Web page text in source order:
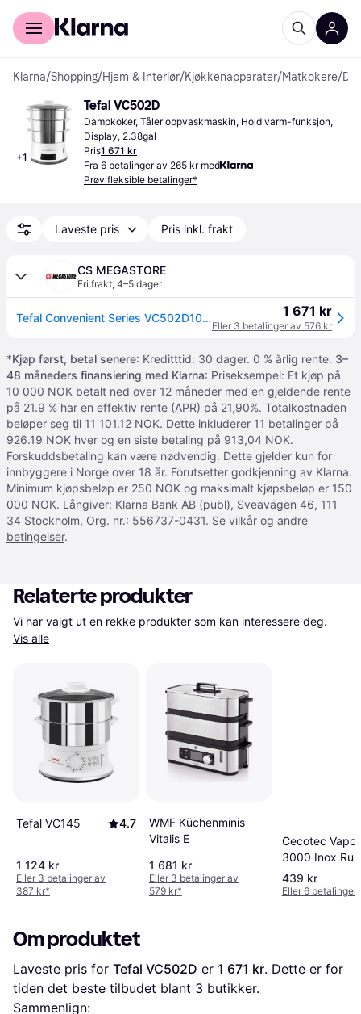
For kunder
Klarna/Shopping/Hjem & Interiør/Kjøkkenapparater/Matkokere/
+1
Tefal VC502D
Dampkoker, Tåler oppvaskmaskin, Hold varm-funksjon,
Display, 2.38gal
Pris1 671 kr
Fra 6 betalinger av 265 kr med
Prøv fleksible betalinger*
Laveste pris Pris inkl. frakt
CS MEGASTORE
Fri frakt, 4–5 dager
Tefal Convenient Series VC502D10 Deluxe - Dampkoker - 900 W - rustfritt stål 1 671 kr
Eller 3 betalinger av 576 kr
*Kjøp først, betal senere: Kreditttid: 30 dager. 0 % årlig rente. 3–
48 måneders finansiering med Klarna: Priseksempel: Et kjøp på
10 000 NOK betalt ned over 12 måneder med en gjeldende rente
på 21.9 % har en effektiv rente (APR) på 21,90%. Totalkostnaden
beløper seg til 11 101.12 NOK. Dette inkluderer 11 betalinger på
926.19 NOK hver og en siste betaling på 913,04 NOK.
Forskuddsbetaling kan være nødvendig. Dette gjelder kun for
innbyggere i Norge over 18 år. Forutsetter godkjenning av Klarna.
Minimum kjøpsbeløp er 250 NOK og maksimalt kjøpsbeløp er 150
000 NOK. Långiver: Klarna Bank AB (publ), Sveavägen 46, 111
34 Stockholm, Org. nr.: 556737-0431. Se vilkår og andre
betingelser.
Relaterte produkter
Vis alle
Tefal VC145 4.7
1 124 kr
Eller 3 betalinger av
387 kr*
WMF Küchenminis
Vitalis E
1 681 kr
Eller 3 betalinger av
579 kr*
Cecotec
3000 Inox
Stål Front
439 kr
Eller 6 betalinger
Om produktet
Laveste pris for Tefal VC502D er 1 671 kr. Dette er for
tiden det beste tilbudet blant 3 butikker.
Sammenlign: